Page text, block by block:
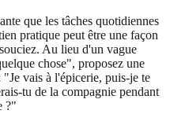
que les tâches quotidiennes
pratique peut être une façon
Au lieu d'un vague
chose", proposez une
vais à l'épicerie, puis-je te
tu de la compagnie pendant
?"